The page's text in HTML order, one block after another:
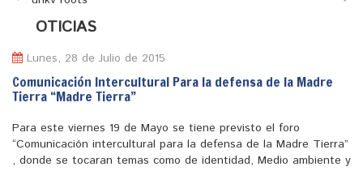
"Maestría en Religiones y culturas Andinas"
OTICIAS
Lunes, 28 de Julio de 2015
Comunicación Intercultural Para la defensa de la Madre
Tierra “Madre Tierra”
Para este viernes 19 de Mayo se tiene previsto el foro
“Comunicación intercultural para la defensa de la Madre Tierra”
, donde se tocaran temas como de identidad, Medio ambiente y